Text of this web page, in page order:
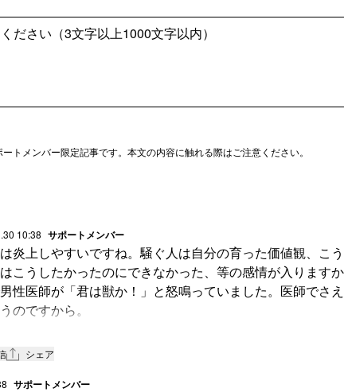
トメンバー限定記事です。本文の内容に触れる際はご注意ください。
10:38 サポートメンバー
炎上しやすいですね。騒ぐ人は自分の育った価値観、こ
こうしたかったのにできなかった、等の感情が入ります
性医師が「君は獣か！」と怒鳴っていました。医師でさ
のですから。
けて考えるべき、に納得です。
シェア
サポートメンバー